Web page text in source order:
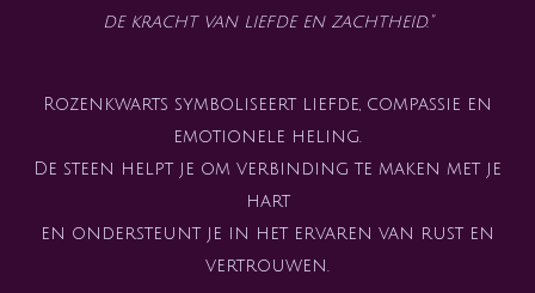
de kracht van liefde en zachtheid."
Rozenkwarts symboliseert liefde, compassie en
emotionele heling.
De steen helpt je om verbinding te maken met je
hart
en ondersteunt je in het ervaren van rust en
vertrouwen.